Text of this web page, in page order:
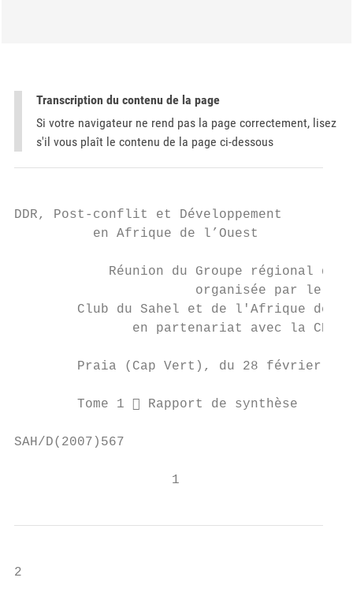
Transcription du contenu de la page
Si votre navigateur ne rend pas la page correctement, lisez
s'il vous plaît le contenu de la page ci-dessous
DDR, Post-conflit et Développement
          en Afrique de l’Ouest
Réunion du Groupe régional de
                       organisée par le
Club du Sahel et de l'Afrique de
en partenariat avec la
Praia (Cap Vert), du 28 février au
        Tome 1  Rapport de synthèse
SAH/D(2007)567
                    1
2